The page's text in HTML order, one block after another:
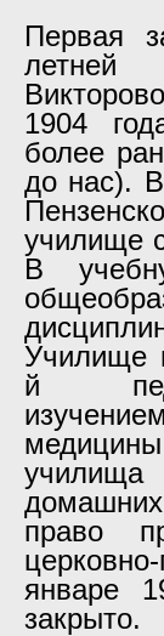
Первая
летней
1904
более
до нас).
училище
В
Училище
й
училища
право
январе
закрыто.